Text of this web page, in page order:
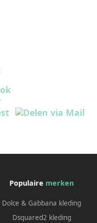
Populaire merken
Dolce & Gabbana kleding
Dsquared2 kleding